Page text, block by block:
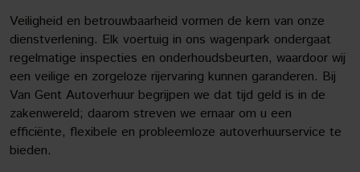
Veiligheid en betrouwbaarheid vormen de kern van onze
dienstverlening. Elk voertuig in ons wagenpark ondergaat
regelmatige inspecties en onderhoudsbeurten, waardoor wij
een veilige en zorgeloze rijervaring kunnen garanderen. Bij
Van Gent Autoverhuur begrijpen we dat tijd geld is in de
zakenwereld; daarom streven we ernaar om u een
efficiënte, flexibele en probleemloze autoverhuurservice te
bieden.